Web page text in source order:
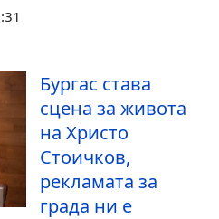
Бургас става
сцена за живота
на Христо
Стоичков,
рекламата за
града ни е